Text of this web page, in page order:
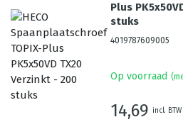
Plus
stuks
4019787609005
Op voorraad
14,69 incl. BTW